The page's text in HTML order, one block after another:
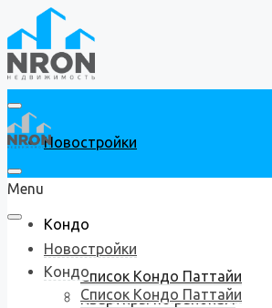
Новостройки
Кондо
Список Кондо Паттайи
Квартиры по районам
Menu
Новостройки
Кондо
Список Кондо Паттайи